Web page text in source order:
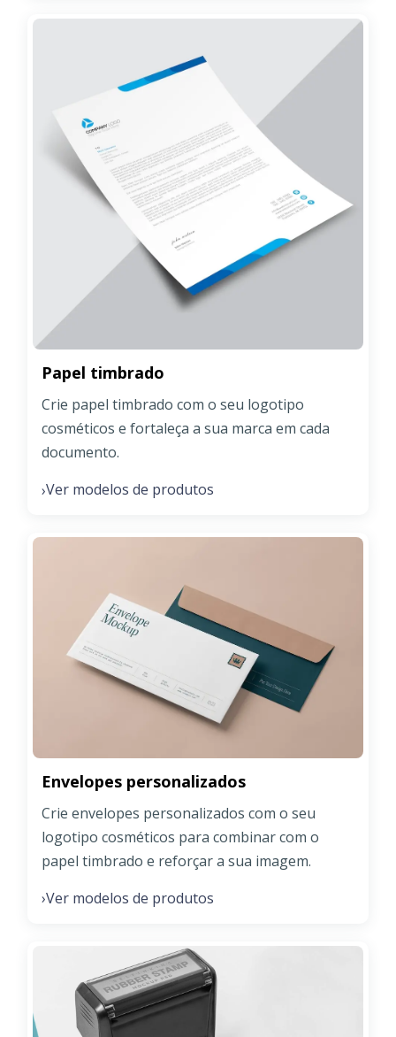
Papel timbrado
Crie papel timbrado com o seu logotipo
cosméticos e fortaleça a sua marca em cada
documento.
›Ver modelos de produtos
Envelopes personalizados
Crie envelopes personalizados com o seu
logotipo cosméticos para combinar com o
papel timbrado e reforçar a sua imagem.
›Ver modelos de produtos